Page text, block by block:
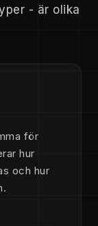
- är olika
för
hur
och hur